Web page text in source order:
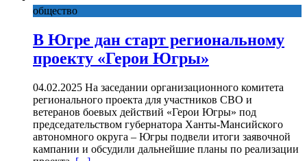
общество
В Югре дан старт региональному
проекту «Герои Югры»
04.02.2025 На заседании организационного комитета
регионального проекта для участников СВО и
ветеранов боевых действий «Герои Югры» под
председательством губернатора Ханты-Мансийского
автономного округа – Югры подвели итоги заявочной
кампании и обсудили дальнейшие планы по реализации